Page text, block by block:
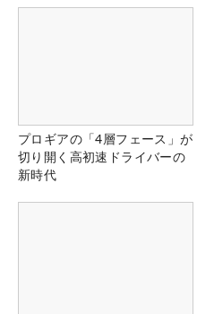
プロギアの「4層フェース」が
切り開く高初速ドライバーの
新時代